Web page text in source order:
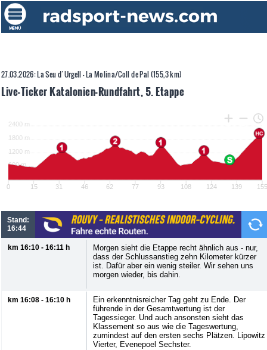
27.03.2026: La Seu d´Urgell - La Molina/Coll de Pal (155,3 km)
Live-Ticker Katalonien-Rundfahrt, 5. Etappe
Stand:
16:44
km 16:10 - 16:11 h
Morgen sieht die Etappe recht ähnlich aus - nur,
dass der Schlussanstieg zehn Kilometer kürzer
ist. Dafür aber ein wenig steiler. Wir sehen uns
morgen wieder, bis dahin.
km 16:08 - 16:10 h
Ein erkenntnisreicher Tag geht zu Ende. Der
führende in der Gesamtwertung ist der
Tagessieger. Und auch ansonsten sieht das
Klassement so aus wie die Tageswertung,
zumindest auf den ersten sechs Plätzen. Lipowitz
Vierter, Evenepoel Sechster.